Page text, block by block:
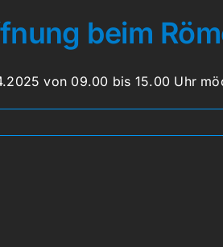
beim
von 09.00 bis 15.00 Uhr